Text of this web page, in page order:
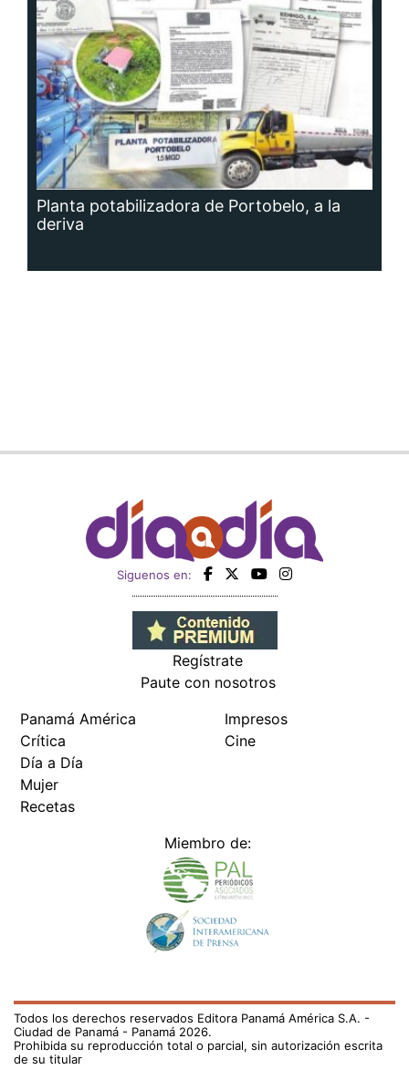
Planta potabilizadora de Portobelo, a la
deriva
Siguenos en:
Regístrate
Paute con nosotros
Panamá América
Crítica
Día a Día
Mujer
Recetas
Impresos
Cine
Miembro de:
Todos los derechos reservados Editora Panamá América S.A. -
Ciudad de Panamá - Panamá 2026.
Prohibida su reproducción total o parcial, sin autorización escrita
de su titular